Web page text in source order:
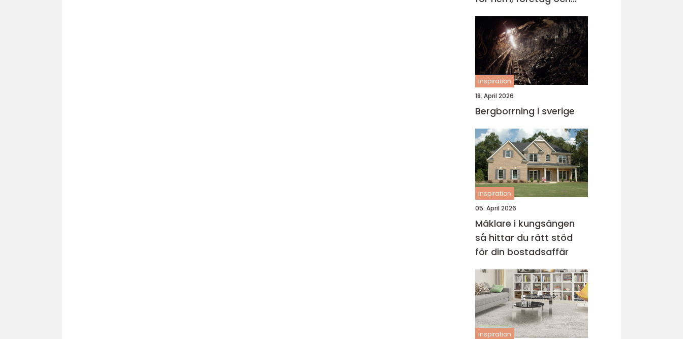
föreningar
inspiration
18. April 2026
Bergborrning i sverige
inspiration
05. April 2026
Mäklare i kungsängen
så hittar du rätt stöd
för din bostadsaffär
inspiration